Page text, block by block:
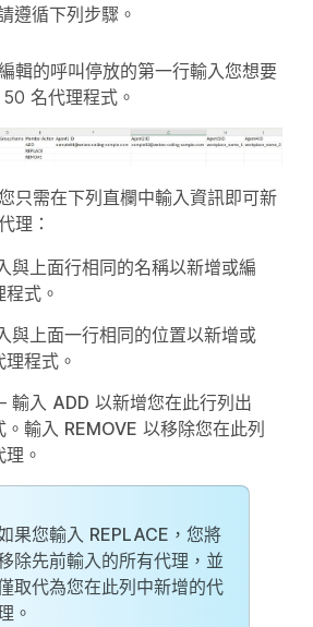
遵循下列步驟。
輯的呼叫停放的第一行輸入您想要
名代理程式。
只需在下列直欄中輸入資訊即可新
理：
與上面行相同的名稱以新增或編
式。
與上面一行相同的位置以新增或
程式。
輸入 ADD 以新增您在此行列出
。輸入 REMOVE 以移除您在此列
。
果您輸入 REPLACE ，您將
除先前輸入的所有代理，並
取代為您在此列中新增的代
。